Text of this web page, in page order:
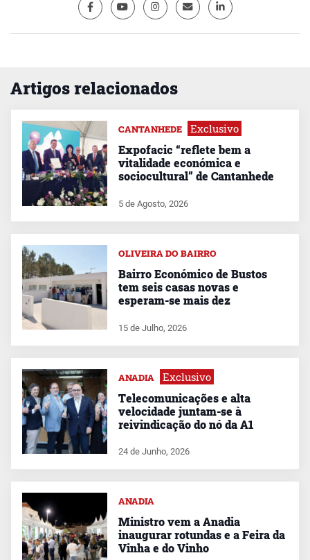
Artigos relacionados
CANTANHEDE Exclusivo
Expofacic “reflete bem a
vitalidade económica e
sociocultural” de Cantanhede
5 de Agosto, 2026
OLIVEIRA DO BAIRRO
Bairro Económico de Bustos
tem seis casas novas e
esperam-se mais dez
15 de Julho, 2026
ANADIA Exclusivo
Telecomunicações e alta
velocidade juntam-se à
reivindicação do nó da A1
24 de Junho, 2026
ANADIA
Ministro vem a Anadia
inaugurar rotundas e a Feira da
Vinha e do Vinho